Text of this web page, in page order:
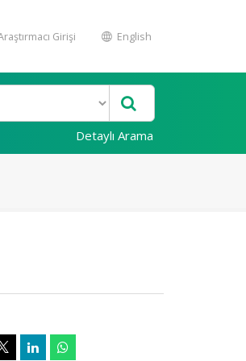
Girişi English
Detaylı Arama